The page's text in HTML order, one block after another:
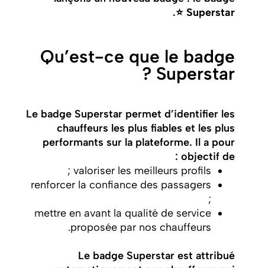
Superstar ⭐
.
Qu’est-ce que le badge
Superstar ?
Le badge Superstar permet d’identifier les
chauffeurs les plus fiables et les plus
performants sur la plateforme. Il a pour
objectif de :
valoriser les meilleurs profils ;
renforcer la confiance des passagers
;
mettre en avant la qualité de service
proposée par nos chauffeurs.
Le badge Superstar est attribué